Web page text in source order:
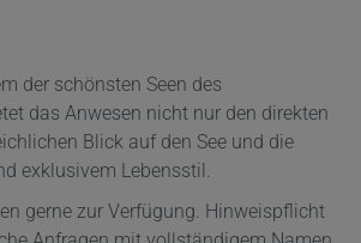
der schönsten Seen des
das Anwesen nicht nur den direkten
Blick auf den See und die
exklusivem Lebensstil.
gerne zur Verfügung. Hinweispflicht